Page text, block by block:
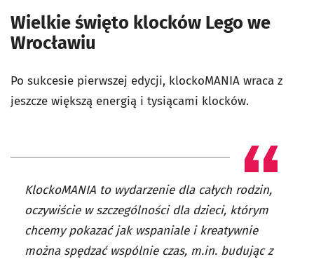
Wielkie święto klocków Lego we
Wrocławiu
Po sukcesie pierwszej edycji, klockoMANIA wraca z
jeszcze większą energią i tysiącami klocków.
KlockoMANIA to wydarzenie dla całych rodzin,
oczywiście w szczególności dla dzieci, którym
chcemy pokazać jak wspaniale i kreatywnie
można spędzać wspólnie czas, m.in. budując z